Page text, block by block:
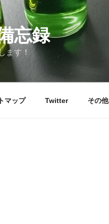
忘録
ます！
マップ Twitter その他